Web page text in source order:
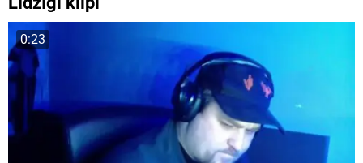
0:23